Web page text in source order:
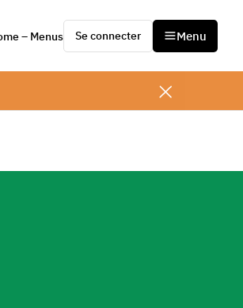
– Menus Se connecter Menu